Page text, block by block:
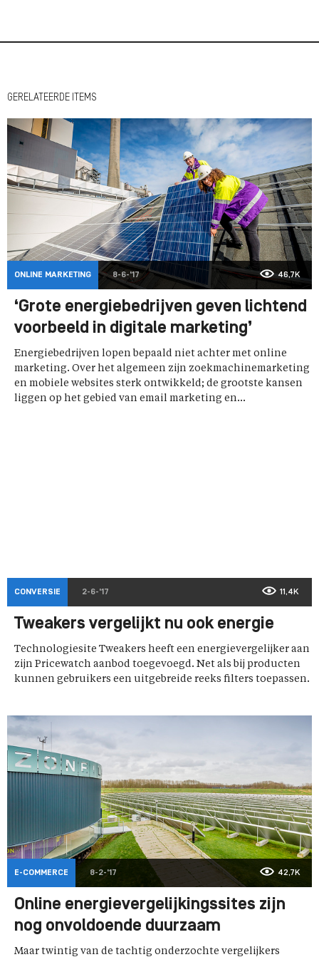
GERELATEERDE ITEMS
ONLINE MARKETING 8-6-'17 46,7K
‘Grote energiebedrijven geven lichtend
voorbeeld in digitale marketing’
Energiebedrijven lopen bepaald niet achter met online
marketing. Over het algemeen zijn zoekmachinemarketing
en mobiele websites sterk ontwikkeld; de grootste kansen
liggen op het gebied van email marketing en...
CONVERSIE 2-6-'17 11,4K
Tweakers vergelijkt nu ook energie
Technologiesite Tweakers heeft een energievergelijker aan
zijn Pricewatch aanbod toegevoegd. Net als bij producten
kunnen gebruikers een uitgebreide reeks filters toepassen.
E-COMMERCE 8-2-'17 42,7K
Online energievergelijkingssites zijn
nog onvoldoende duurzaam
Maar twintig van de tachtig onderzochte vergelijkers